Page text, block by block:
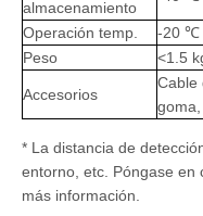
almacenamiento
Operación temp.
-20 ℃
Peso
<1.5
Accesorios
Cable
* La distancia de
entorno, etc. Póngase en
más información.